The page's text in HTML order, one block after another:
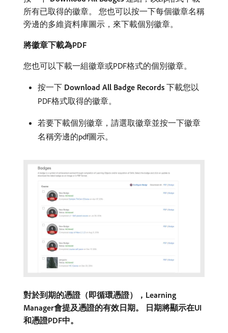
所有已取得的徽章。 您也可以按一下每個徽章名稱
旁邊的多維資料庫圖示，來下載個別徽章。
將徽章下載為PDF
您也可以下載一組徽章或PDF格式的個別徽章。
按一下​ Download All Badge Records ​下載您以
PDF格式取得的徽章。
若要下載個別徽章，請選取徽章並按一下徽章
名稱旁邊的pdf圖示。
對於到期的憑證（即循環憑證），Learning
Manager會提及憑證的有效日期。 日期將顯示在UI
和憑證PDF中。